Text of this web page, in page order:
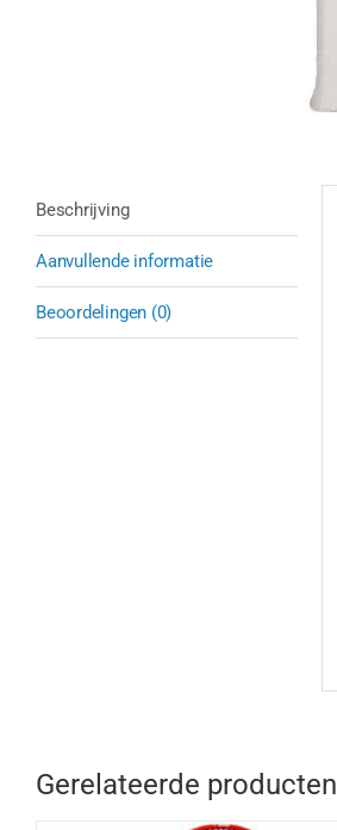
Beschrijving
Aanvullende informatie
Beoordelingen (0)
Gerelateerde producten